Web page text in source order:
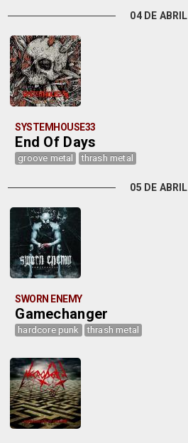
04 DE ABRIL
SYSTEMHOUSE33
End Of Days
groove metal thrash metal
05 DE ABRIL
SWORN ENEMY
Gamechanger
hardcore punk thrash metal